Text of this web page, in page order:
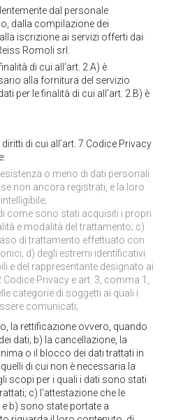
dal personale
dalla compilazione dei
iscrizione ai servizi offerti dai
Romoli srl.
di cui all’art. 2.A) è
alla fornitura del servizio
per le finalità di cui all’art. 2.B) è
di cui all’art. 7 Codice Privacy
o meno di dati personali
non ancora registrati, e la loro
come sono stati acquisiti i propri
e modalità del trattamento; c)
di trattamento effettuato con
d) degli estremi identificativi
e del rappresentante designato ai
Privacy e art. 3, comma 1,
categorie di soggetti ai quali i
comunicati;
la rettificazione ovvero, quando
dati; b) la cancellazione, la
o il blocco dei dati trattati in
di cui non è necessaria la
scopi per i quali i dati sono stati
c) l'attestazione che le
b) sono state portate a